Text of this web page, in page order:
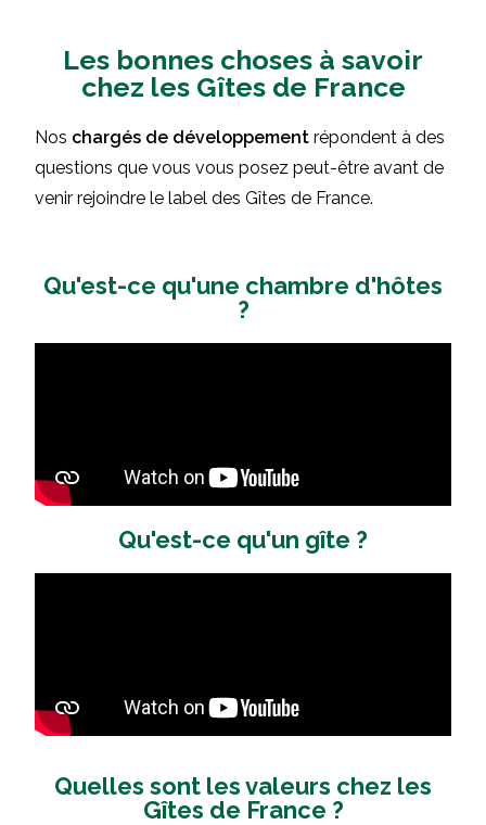
Les bonnes choses à savoir
chez les Gîtes de France
Nos chargés de développement répondent à des
questions que vous vous posez peut-être avant de
venir rejoindre le label des Gîtes de France.
Qu'est-ce qu'une chambre d'hôtes
?
Qu'est-ce qu'un gîte ?
Quelles sont les valeurs chez les
Gîtes de France ?